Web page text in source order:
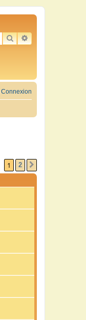
RECHERCHER
RECHERCHE
Connexion
1 2